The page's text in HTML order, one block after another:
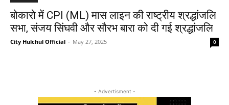
बोकारो में CPI (ML) मास लाइन की राष्ट्रीय श्रद्धांजलि
सभा, संजय सिंघवी और सौरभ बारा को दी गई श्रद्धांजलि
City Hulchul Official - May 27, 2025 0
- Advertisment -